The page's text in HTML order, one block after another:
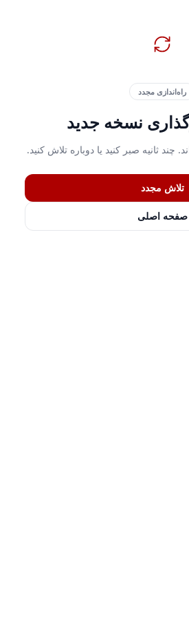
راه‌اندازی مجدد
نسخه جدید
چند ثانیه صبر کنید یا دوباره تلاش کنید.
تلاش مجدد
صفحه اصلی